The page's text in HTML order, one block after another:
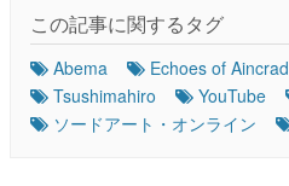
この記事に関するタグ
Abema Echoes of Aincrad
Tsushimahiro
YouTube
ソードアート・オンライン